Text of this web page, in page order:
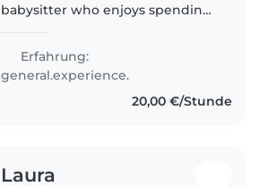
babysitter who enjoys spending
ages and can help with playing,
learning, meals, and daily..
Erfahrung:
general.experience.
20,00 €/Stunde
Laura